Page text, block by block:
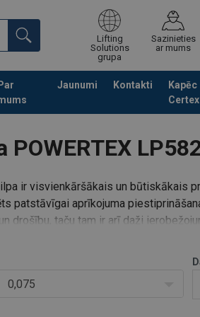
Lifting
Solutions
grupa
Sazinieties
ar mums
Jaunumi Kontakti
Kapēc
preces Noformēt
POWERTEX
ir visvienkāršākais un būtiskākais
patstāvīgai aprīkojuma
drošību, taču tam ir arī daži
0,075